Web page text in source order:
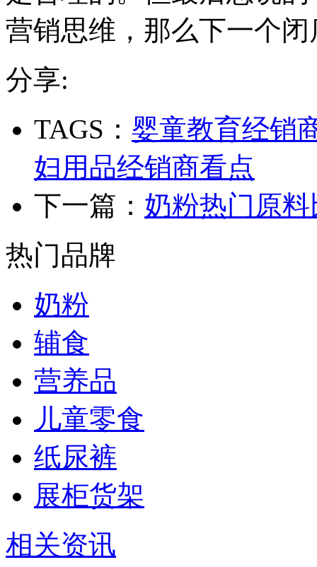
营销思维，那么下一个
分享:
TAGS： 婴童教育经销
妇用品经销商看点
下一篇： 奶粉热门原
热门品牌
奶粉
辅食
营养品
儿童零食
纸尿裤
展柜货架
相关资讯